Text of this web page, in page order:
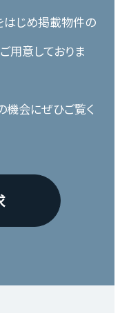
はじめ掲載物件の
用意しておりま
機会にぜひご覧く